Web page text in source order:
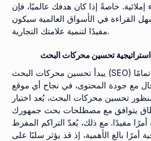
خاصةً إذا كان هدفك عالميًا، فإن
القراءة في الأسواق العالمية سيكون
مفيدًا لتنمية علامتك التجارية.
تحسين محركات البحث
يبدأ تحسين محركات البحث (SEO) باختيار النطاق، تمامًا
مع جودة المحتوى، في نجاح أي موقع
تحسين محركات البحث، يُعد اختيار
يتوافق مع مصطلحات بحث جمهورك
مفيدًا. مع ذلك، يُعدّ التراكم المفرط
أمرًا بالغ الأهمية، إذ قد يؤثر سلبًا على